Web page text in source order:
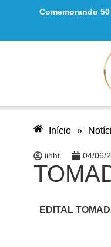
Comemorando
Início »
iihht 04/06/
EDITAL